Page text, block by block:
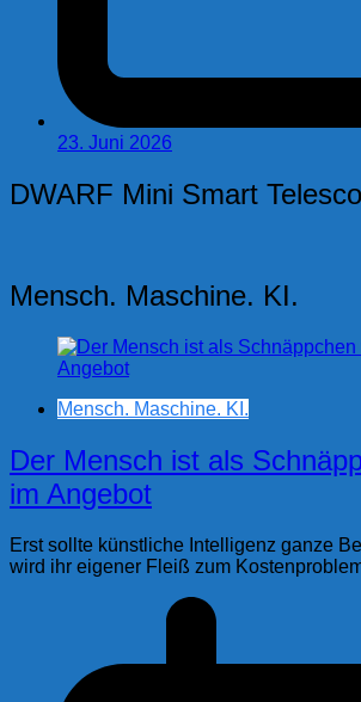
23. Juni 2026
DWARF Mini Smart
Mensch. Maschine. KI.
Mensch. Maschine. KI.
Der Mensch ist als
im Angebot
Erst sollte künstliche Intelligenz ganze
wird ihr eigener Fleiß zum